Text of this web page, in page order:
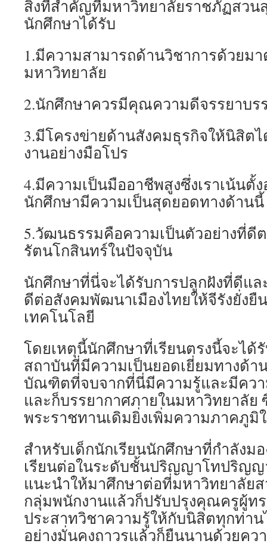
สิ่งที่สำคัญที่มหาวิทยาลัยราชภัฏสวน
นักศึกษาได้รับ
1.มีความสามารถด้านวิชาการด้วยม
มหาวิทยาลัย
2.นักศึกษาควรมีคุณความดีจรรยาบ
3.มีโครงข่ายด้านสังคมธุรกิจให้นิสิต
งานอย่างมือโปร
4.มีความเป็นมืออาชีพสูงซึ่งเราเน้นตั้
นักศึกษามีความเป็นสุดยอดทางด้านนี้
5.วัฒนธรรมคือความเป็นตัวอย่างที่ดี
รัตนโกสินทร์ในปัจจุบัน
นักศึกษาที่นี่จะได้รับการปลูกฝังที่ดีแ
ดีต่อสังคมพัฒนาเมืองไทยให้จีรังยั่ง
เทคโนโลยี
โดยเหตุนี้นักศึกษาที่เรียนตรงนี้จะได้
สถาบันที่มีความเป็นยอดเยี่ยมทางด้า
บัณฑิตที่จบจากที่นี่มีความรู้และมีควา
และก็บรรยากาศภายในมหาวิทยาลัย
พระราชทานเดิมยิ่งเพิ่มความภาคภูมิ
สำหรับเด็กนักเรียนนักศึกษาที่กำลังม
เรียนต่อในระดับชั้นปริญญาโทปริญ
แนะนำให้มาศึกษาต่อที่มหาวิทยาลัย
กลุ่มพนักงานแล้วก็ปรับปรุงคุณครูผู้
ประสาทวิชาความรู้ให้กับนิสิตทุกท่า
อย่างมั่นคงถาวรแล้วก็ยืนนานด้วยคว